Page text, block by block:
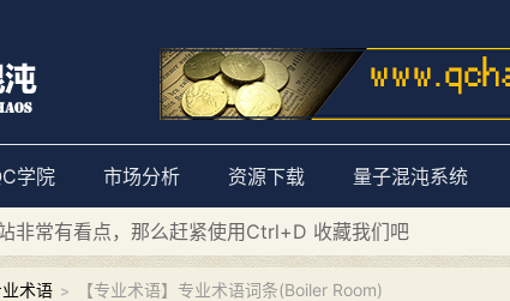
学院 市场分析 资源下载 量子混沌系统
非常有看点，那么赶紧使用Ctrl+D 收藏我们吧
系统板块，欢迎大家访问！---“量子混沌系统”
术语 > 【专业术语】专业术语词条(Boiler Room)